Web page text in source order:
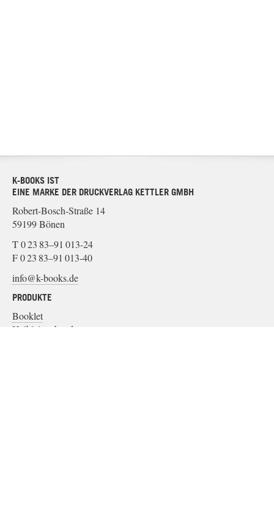
K-BOOKS IST
EINE MARKE DER DRUCKVERLAG KETTLER GMBH
Robert-Bosch-Straße 14
59199 Bönen
T 0 23 83–91 013-24
F 0 23 83–91 013-40
info@k-books.de
PRODUKTE
Booklet
Halbleinenband